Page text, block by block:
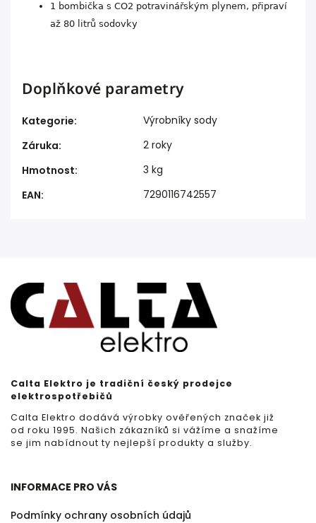
1 bombička s CO2 potravinářským plynem, připraví
až 80 litrů sodovky
Doplňkové parametry
Kategorie:
Výrobníky sody
Záruka:
2 roky
Hmotnost:
3 kg
EAN: 7290116742557
Calta Elektro je tradiční český prodejce
elektrospotřebičů
Calta Elektro dodává výrobky ověřených značek již
od roku 1995. Našich zákazníků si vážíme a snažíme
se jim nabídnout ty nejlepší produkty a služby.
INFORMACE PRO VÁS
Podmínky ochrany osobních údajů